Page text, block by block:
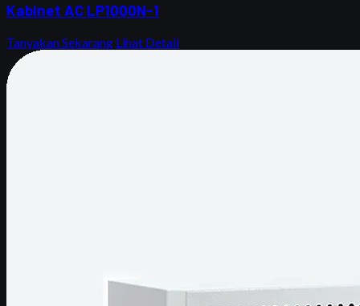
Kabinet AC LP1000N-1
Tanyakan Sekarang Lihat Detail